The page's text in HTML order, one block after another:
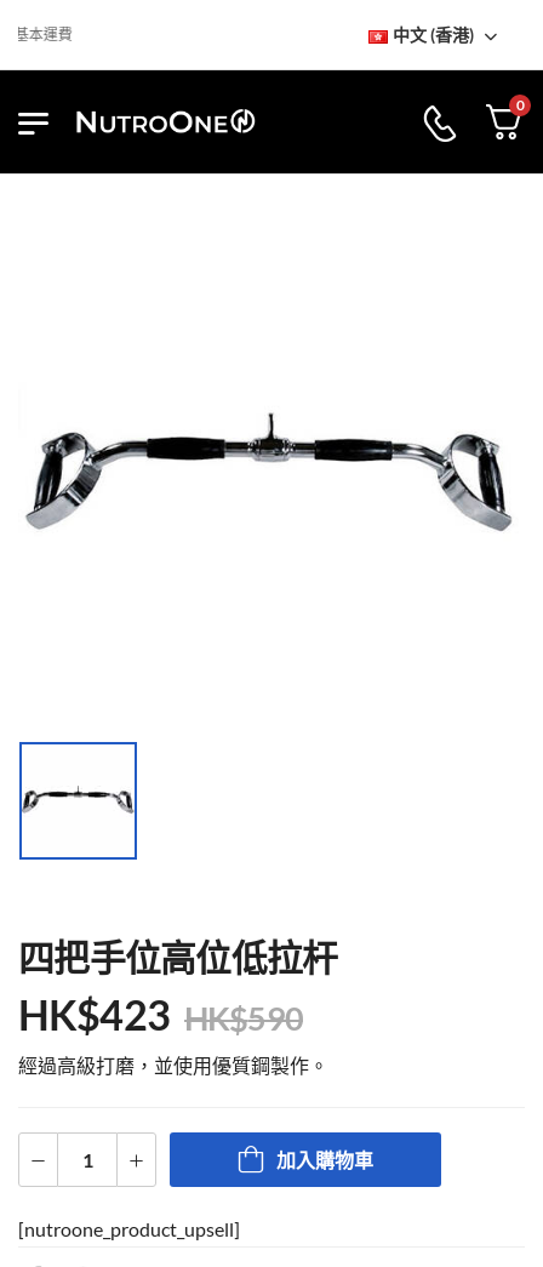
基本運費 中文 (香港)
0
四把手位高位低拉杆
HK$423 HK$590
經過高級打磨，並使用優質鋼製作。
加入購物車
[nutroone_product_upsell]